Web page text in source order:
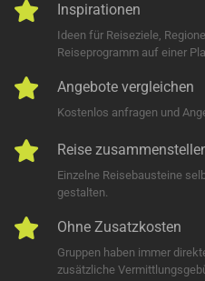
Inspirationen
Ideen für Reiseziele,
Reiseprogramm auf einer
Angebote vergleichen
Kostenlos anfragen und
Reise
Einzelne Reisebausteine
gestalten.
Ohne Zusatzkosten
Gruppen haben immer
zusätzliche